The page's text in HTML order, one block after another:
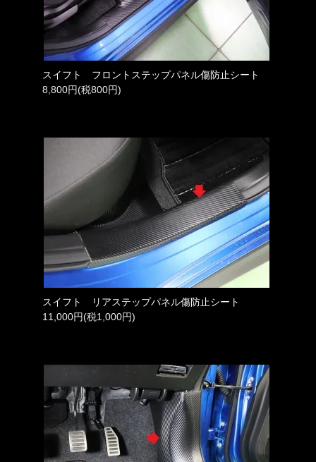
スイフト フロントステップパネル傷防止シート
8,800円(税800円)
スイフト リアステップパネル傷防止シート
11,000円(税1,000円)